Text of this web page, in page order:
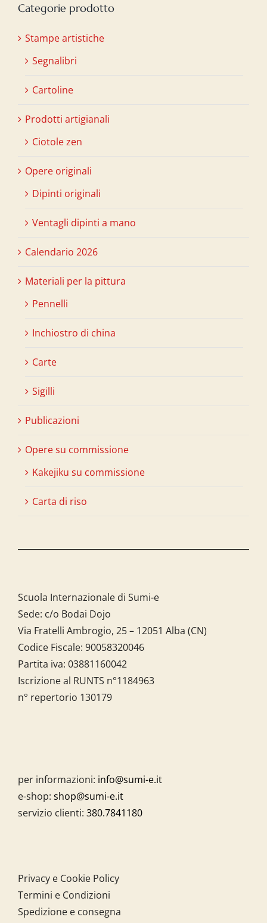
Categorie prodotto
Stampe artistiche
Segnalibri
Cartoline
Prodotti artigianali
Ciotole zen
Opere originali
Dipinti originali
Ventagli dipinti a mano
Calendario 2026
Materiali per la pittura
Pennelli
Inchiostro di china
Carte
Sigilli
Publicazioni
Opere su commissione
Kakejiku su commissione
Carta di riso
Scuola Internazionale di Sumi-e
Sede: c/o Bodai Dojo
Via Fratelli Ambrogio, 25 – 12051 Alba (CN)
Codice Fiscale: 90058320046
Partita iva: 03881160042
Iscrizione al RUNTS n°1184963
n° repertorio 130179
per informazioni: info@sumi-e.it
e-shop: shop@sumi-e.it
servizio clienti: 380.7841180
Privacy e Cookie Policy
Termini e Condizioni
Spedizione e consegna